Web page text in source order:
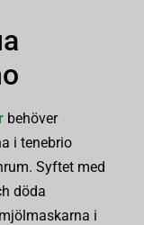
behöver
i tenebrio
Syftet med
döda
i